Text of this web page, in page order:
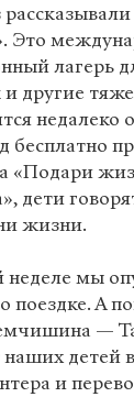
Это
лагерь
другие
недалеко
бесплатно
«Подари
дети
жизни.
мы
поездке. А
—
наших детей
и